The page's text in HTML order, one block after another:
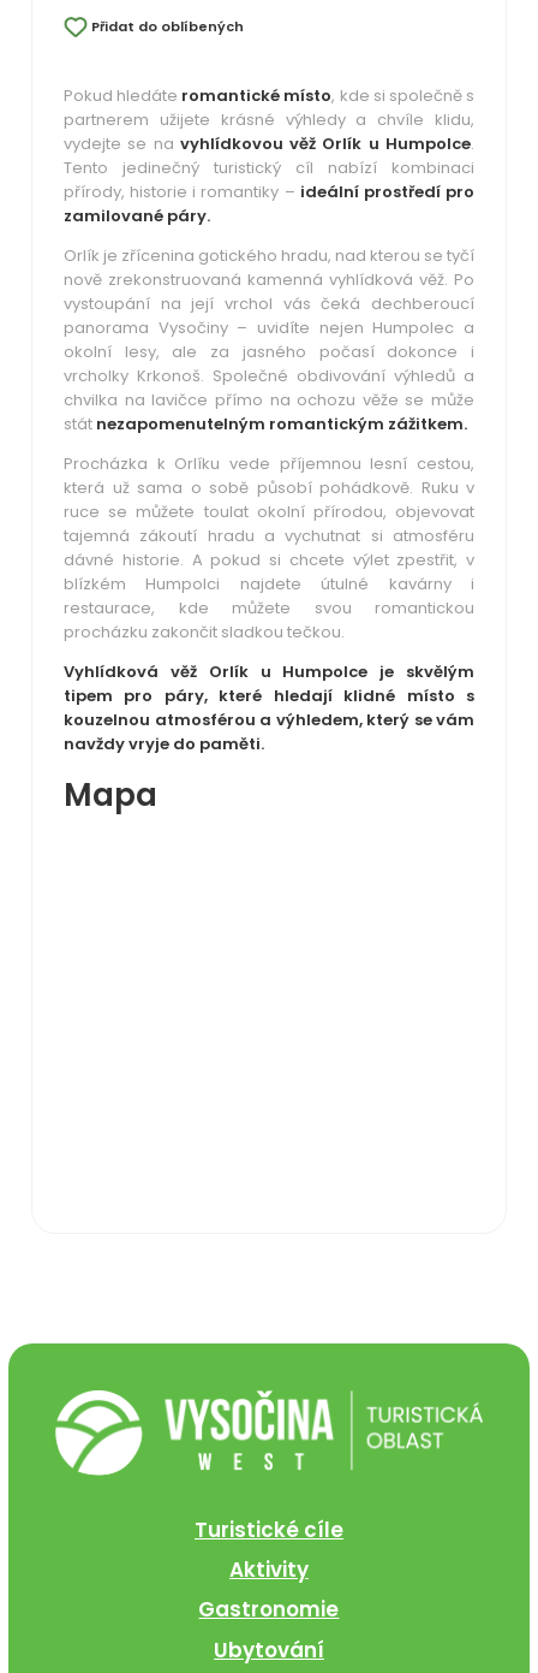
Přidat do oblíbených
Pokud hledáte romantické místo, kde si společně s
partnerem užijete krásné výhledy a chvíle klidu,
vydejte se na vyhlídkovou věž Orlík u Humpolce.
Tento jedinečný turistický cíl nabízí kombinaci
přírody, historie i romantiky – ideální prostředí pro
zamilované páry.
Orlík je zřícenina gotického hradu, nad kterou se tyčí
nově zrekonstruovaná kamenná vyhlídková věž. Po
vystoupání na její vrchol vás čeká dechberoucí
panorama Vysočiny – uvidíte nejen Humpolec a
okolní lesy, ale za jasného počasí dokonce i
vrcholky Krkonoš. Společné obdivování výhledů a
chvilka na lavičce přímo na ochozu věže se může
stát nezapomenutelným romantickým zážitkem.
Procházka k Orlíku vede příjemnou lesní cestou,
která už sama o sobě působí pohádkově. Ruku v
ruce se můžete toulat okolní přírodou, objevovat
tajemná zákoutí hradu a vychutnat si atmosféru
dávné historie. A pokud si chcete výlet zpestřit, v
blízkém Humpolci najdete útulné kavárny i
restaurace, kde můžete svou romantickou
procházku zakončit sladkou tečkou.
Vyhlídková věž Orlík u Humpolce je skvělým
tipem pro páry, které hledají klidné místo s
kouzelnou atmosférou a výhledem, který se vám
navždy vryje do paměti.
Mapa
Turistické cíle
Aktivity
Gastronomie
Ubytování